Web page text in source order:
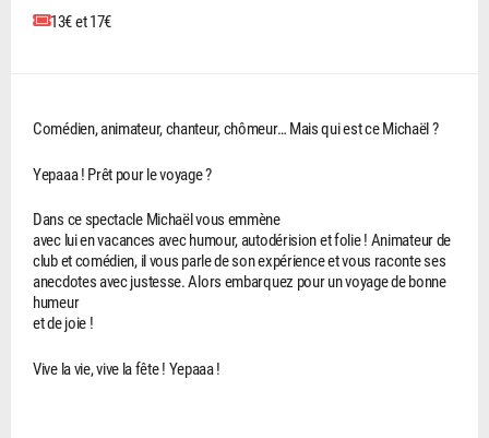
13€ et 17€
Comédien, animateur, chanteur, chômeur… Mais qui est ce Michaël ?
Yepaaa ! Prêt pour le voyage ?
Dans ce spectacle Michaël vous emmène
avec lui en vacances avec humour, autodérision et folie ! Animateur de
club et comédien, il vous parle de son expérience et vous raconte ses
anecdotes avec justesse. Alors embarquez pour un voyage de bonne
humeur
et de joie !
Vive la vie, vive la fête ! Yepaaa !